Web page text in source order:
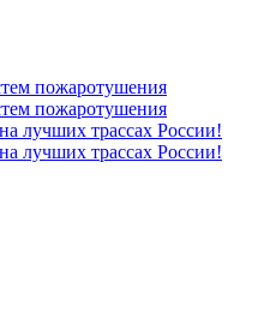
пожаротушения
пожаротушения
лучших трассах России!
лучших трассах России!